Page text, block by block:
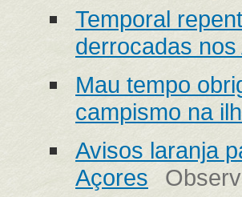
Temporal
derrocadas nos
Mau tempo
campismo na
Avisos laranja
Açores